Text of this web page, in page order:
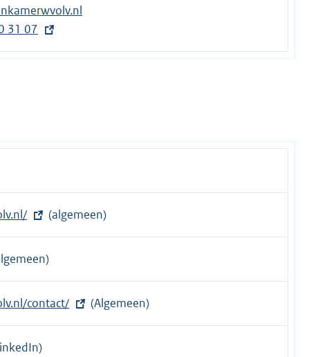
31 07
(algemeen)
contact/ (Algemeen)